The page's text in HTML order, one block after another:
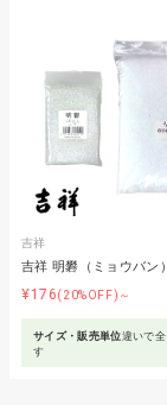
吉祥
吉祥 明礬（ミョウバン）
¥176(20%OFF)～
サイズ・販売単位違いで全
す